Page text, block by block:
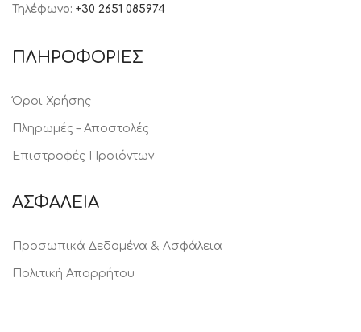
Τηλέφωνο: +30 2651 085974
ΠΛΗΡΟΦΟΡΙΕΣ
Όροι Χρήσης
Πληρωμές – Αποστολές
Επιστροφές Προϊόντων
ΑΣΦΑΛΕΙΑ
Προσωπικά Δεδομένα & Ασφάλεια
Πολιτική Απορρήτου